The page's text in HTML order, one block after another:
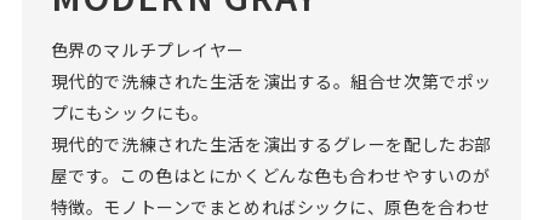
色界のマルチプレイヤー
現代的で洗練された生活を演出する。組合せ次第でポッ
プにもシックにも。
現代的で洗練された生活を演出するグレーを配したお部
屋です。この色はとにかくどんな色も合わせやすいのが
特徴。モノトーンでまとめればシックに、原色を合わせ